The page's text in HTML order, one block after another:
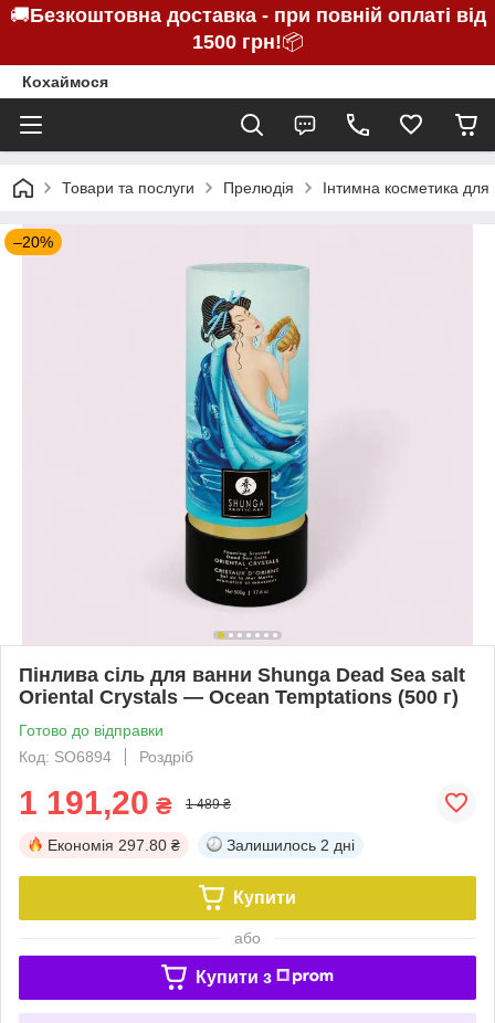
🚚Безкоштовна доставка - при повній оплаті від
1500 грн!📦
Кохаймося
Товари та послуги Прелюдія Інтимна косметика для
–20%
Пінлива сіль для ванни Shunga Dead Sea salt
Oriental Crystals — Ocean Temptations (500 г)
Готово до відправки
Код: SO6894
Роздріб
1 191,20 ₴ 1 489 ₴
Економія 297.80 ₴ Залишилось 2 дні
Купити
або
Купити з